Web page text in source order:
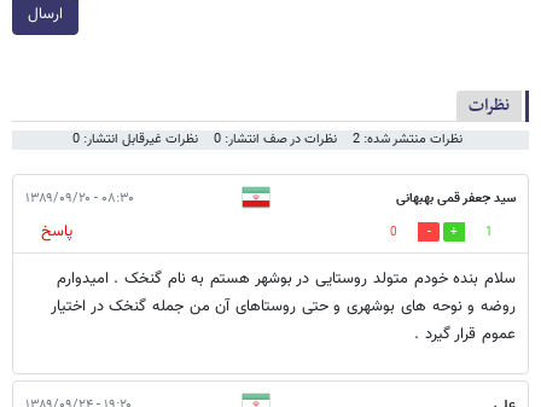
ارسال
نظرات
نظرات منتشر شده: 2 نظرات در صف انتشار: 0 نظرات غیرقابل انتشار: 0
سید جعفر قمی بهبهانی ۰۸:۳۰ - ۱۳۸۹/۰۹/۲۰
1
0
پاسخ
سلام بنده خودم متولد روستایی در بوشهر هستم به نام گنخک . امیدوارم
روضه و نوحه های بوشهری و حتی روستاهای آن من جمله گنخک در اختیار
عموم قرار گیرد .